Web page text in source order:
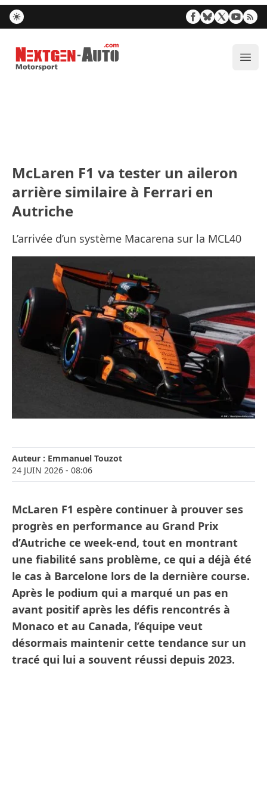
Nextgen-Auto.com
McLaren F1 va tester un aileron
arrière similaire à Ferrari en
Autriche
L’arrivée d’un système Macarena sur la MCL40
Auteur : Emmanuel Touzot
24 JUIN 2026 - 08:06
McLaren F1 espère continuer à prouver ses
progrès en performance au Grand Prix
d’Autriche ce week-end, tout en montrant
une fiabilité sans problème, ce qui a déjà été
le cas à Barcelone lors de la dernière course.
Après le podium qui a marqué un pas en
avant positif après les défis rencontrés à
Monaco et au Canada, l’équipe veut
désormais maintenir cette tendance sur un
tracé qui lui a souvent réussi depuis 2023.